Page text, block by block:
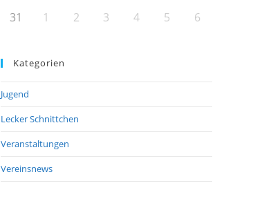
31
1 2 3 4 5 6
Kategorien
Jugend
Lecker Schnittchen
Veranstaltungen
Vereinsnews